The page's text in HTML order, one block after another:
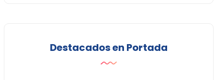
Destacados en Portada